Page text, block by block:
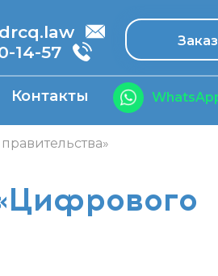
14-57
Контакты